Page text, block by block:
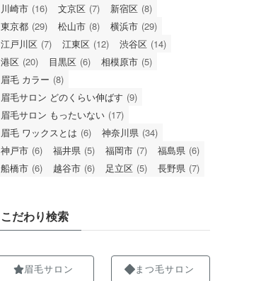
川崎市 (16) 文京区 (7) 新宿区 (8)
東京都 (29) 松山市 (8) 横浜市 (29)
江戸川区 (7) 江東区 (12) 渋谷区 (14)
港区 (20) 目黒区 (6) 相模原市 (5)
眉毛 カラー (8)
眉毛サロン どのくらい伸ばす (9)
眉毛サロン もったいない (17)
眉毛 ワックスとは (6) 神奈川県 (34)
神戸市 (6) 福井県 (5) 福岡市 (7) 福島県 (6)
船橋市 (6) 越谷市 (6) 足立区 (5) 長野県 (7)
こだわり検索
眉毛サロン まつ毛サロン